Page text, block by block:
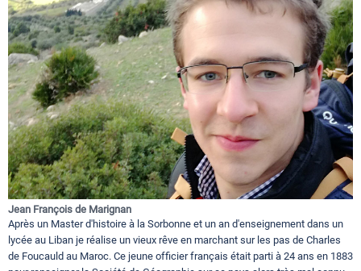
Jean François de Marignan
Après un Master d'histoire à la Sorbonne et un an d'enseignement dans un
lycée au Liban je réalise un vieux rêve en marchant sur les pas de Charles
de Foucauld au Maroc. Ce jeune officier français était parti à 24 ans en 1883